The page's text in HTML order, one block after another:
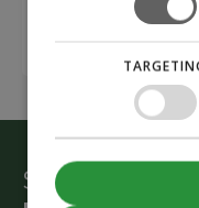
Starten Sie